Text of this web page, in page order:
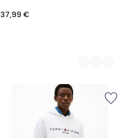
37,99 €